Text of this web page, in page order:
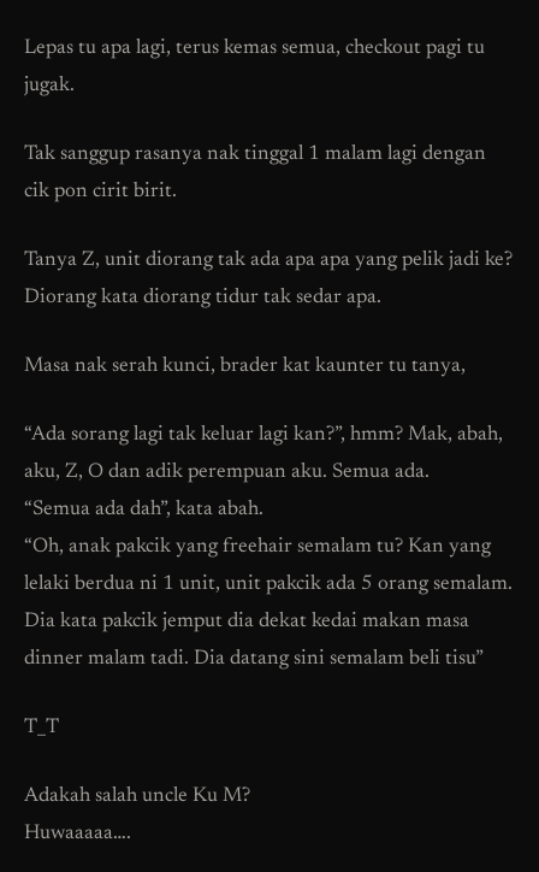
Lepas tu apa lagi, terus kemas semua, checkout pagi tu
jugak.
Tak sanggup rasanya nak tinggal 1 malam lagi dengan
cik pon cirit birit.
Tanya Z, unit diorang tak ada apa apa yang pelik jadi ke?
Diorang kata diorang tidur tak sedar apa.
Masa nak serah kunci, brader kat kaunter tu tanya,
“Ada sorang lagi tak keluar lagi kan?”, hmm? Mak, abah,
aku, Z, O dan adik perempuan aku. Semua ada.
“Semua ada dah”, kata abah.
“Oh, anak pakcik yang freehair semalam tu? Kan yang
lelaki berdua ni 1 unit, unit pakcik ada 5 orang semalam.
Dia kata pakcik jemput dia dekat kedai makan masa
dinner malam tadi. Dia datang sini semalam beli tisu”
T_T
Adakah salah uncle Ku M?
Huwaaaaa….